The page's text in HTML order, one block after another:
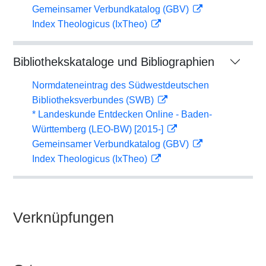
Gemeinsamer Verbundkatalog (GBV)
Index Theologicus (IxTheo)
Bibliothekskataloge und Bibliographien
Normdateneintrag des Südwestdeutschen
Bibliotheksverbundes (SWB)
* Landeskunde Entdecken Online - Baden-
Württemberg (LEO-BW) [2015-]
Gemeinsamer Verbundkatalog (GBV)
Index Theologicus (IxTheo)
Verknüpfungen